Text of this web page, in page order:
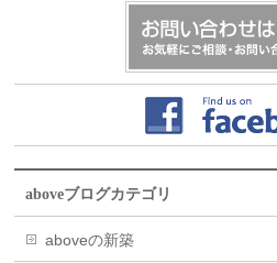
aboveブログカテゴリ
aboveの新築